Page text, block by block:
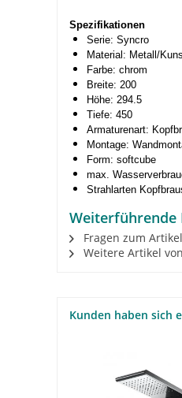
Spezifikationen
Serie: Syncro
Material: Metall/
Farbe: chrom
Breite: 200
Höhe: 294.5
Tiefe: 450
Armaturenart:
Montage:
Form: softcube
max.
Strahlarten
Weiterführende
Fragen zum
Weitere Artikel
Kunden haben sich